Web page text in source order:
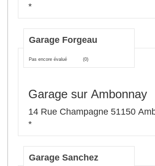
*
Garage Forgeau
Pas encore évalué (0)
Garage sur Ambonnay
14 Rue Champagne 51150
*
Garage Sanchez